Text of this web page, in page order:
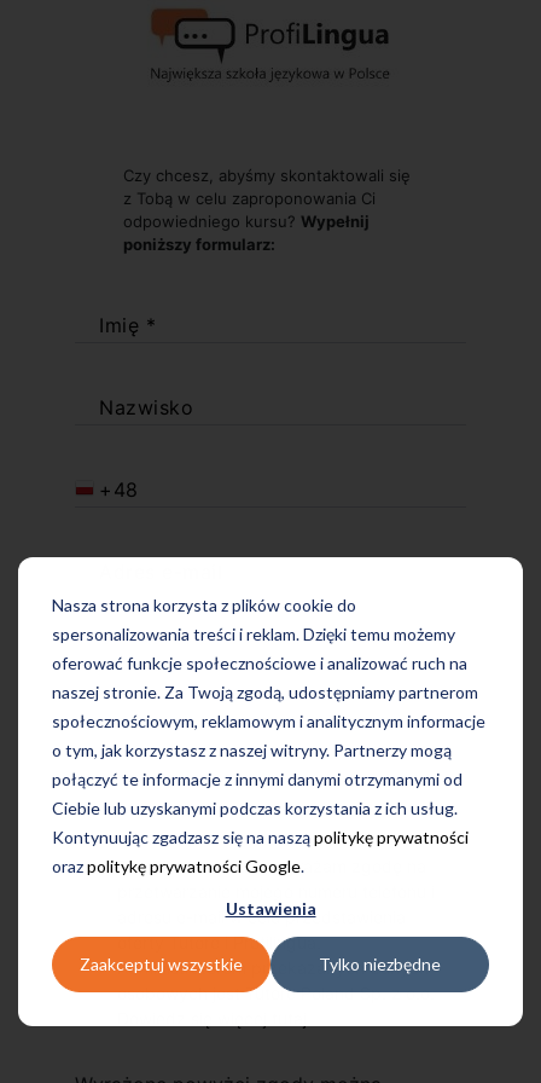
Nasza strona korzysta z plików cookie do
spersonalizowania treści i reklam. Dzięki temu możemy
oferować funkcje społecznościowe i analizować ruch na
naszej stronie. Za Twoją zgodą, udostępniamy partnerom
społecznościowym, reklamowym i analitycznym informacje
o tym, jak korzystasz z naszej witryny. Partnerzy mogą
połączyć te informacje z innymi danymi otrzymanymi od
Ciebie lub uzyskanymi podczas korzystania z ich usług.
Kontynuując zgadzasz się na nasząpolitykę prywatności
orazpolitykę prywatności Google.
Ustawienia
Zaakceptuj wszystkie Tylko niezbędne
Czy chcesz, abyśmy skontaktowali się
z Tobą w celu zaproponowania Ci
odpowiedniego kursu? Wypełnij
poniższy formularz:
Imię *
Nazwisko
+48
Przechodząc dalej, wyrażam zgodę na
adresu e-mail w celu przedstawienia
oferty Tutore i Profilingua.
Administratorem przekazanych danych
osobowych jest Tutore Poland Sp. z o.o.